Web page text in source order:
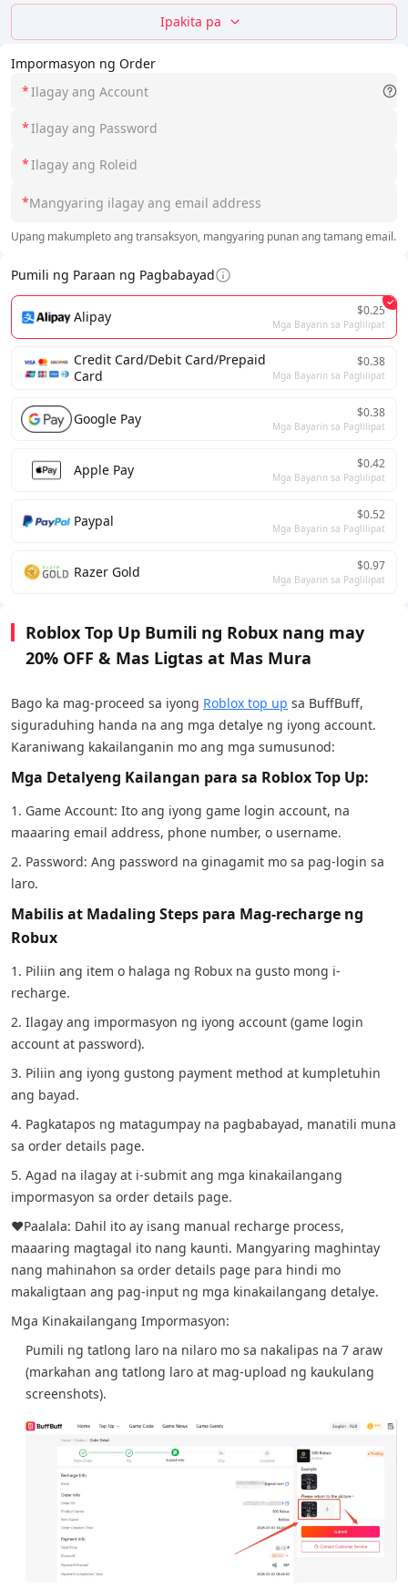
Impormasyon ng Order
*
*
*
*
Upang makumpleto ang transaksyon, mangyaring punan ang tamang email.
Pumili ng Paraan ng Pagbabayad
Alipay $0.25
Mga Bayarin sa Paglilipat
Credit Card/Debit Card/Prepaid
Card
$0.38
Mga Bayarin sa Paglilipat
Google Pay $0.38
Mga Bayarin sa Paglilipat
Apple Pay $0.42
Mga Bayarin sa Paglilipat
Paypal $0.52
Mga Bayarin sa Paglilipat
Razer Gold $0.97
Mga Bayarin sa Paglilipat
Ipakita pa
Roblox Top Up Bumili ng Robux nang may
20% OFF & Mas Ligtas at Mas Mura
Bago ka mag-proceed sa iyong Roblox top up sa BuffBuff,
siguraduhing handa na ang mga detalye ng iyong account.
Karaniwang kakailanganin mo ang mga sumusunod:
Mga Detalyeng Kailangan para sa Roblox Top Up:
1. Game Account: Ito ang iyong game login account, na
maaaring email address, phone number, o username.
2. Password: Ang password na ginagamit mo sa pag-login sa
laro.
Mabilis at Madaling Steps para Mag-recharge ng
Robux
1. Piliin ang item o halaga ng Robux na gusto mong i-
recharge.
2. Ilagay ang impormasyon ng iyong account (game login
account at password).
3. Piliin ang iyong gustong payment method at kumpletuhin
ang bayad.
4. Pagkatapos ng matagumpay na pagbabayad, manatili muna
sa order details page.
5. Agad na ilagay at i-submit ang mga kinakailangang
impormasyon sa order details page.
❤️Paalala: Dahil ito ay isang manual recharge process,
maaaring magtagal ito nang kaunti. Mangyaring maghintay
nang mahinahon sa order details page para hindi mo
makaligtaan ang pag-input ng mga kinakailangang detalye.
Mga Kinakailangang Impormasyon:
Pumili ng tatlong laro na nilaro mo sa nakalipas na 7 araw
(markahan ang tatlong laro at mag-upload ng kaukulang
screenshots).